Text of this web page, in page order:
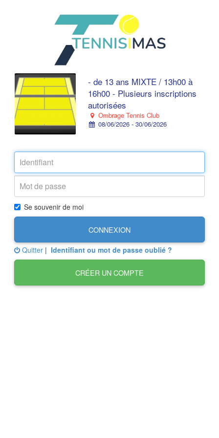
- de 13 ans MIXTE / 13h00 à
16h00 - Plusieurs inscriptions
autorisées
Ombrage Tennis Club
08/06/2026 - 30/06/2026
Se souvenir de moi
CONNEXION
Quitter | Identifiant ou mot de passe oublié ?
CRÉER UN COMPTE